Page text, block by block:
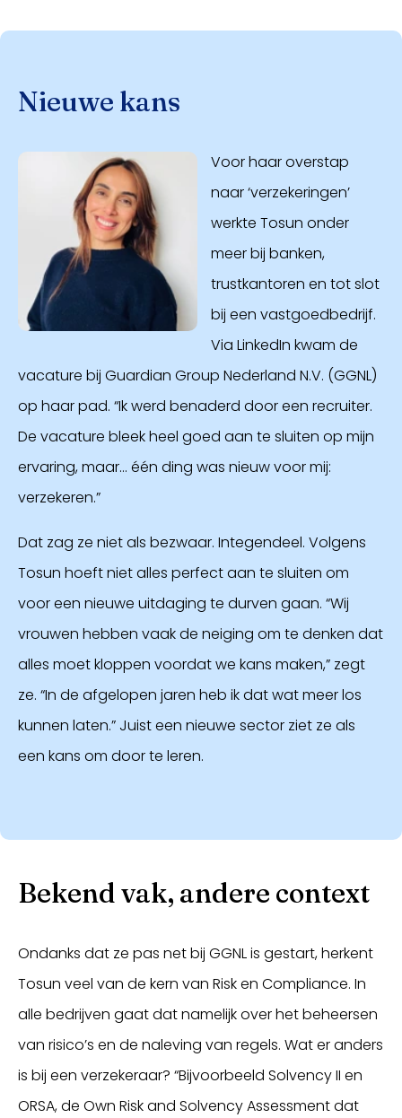
Nieuwe kans
Voor haar overstap
naar ‘verzekeringen’
werkte Tosun onder
meer bij banken,
trustkantoren en tot slot
bij een vastgoedbedrijf.
Via LinkedIn kwam de
vacature bij Guardian Group Nederland N.V. (GGNL)
op haar pad. “Ik werd benaderd door een recruiter.
De vacature bleek heel goed aan te sluiten op mijn
ervaring, maar… één ding was nieuw voor mij:
verzekeren.”
Dat zag ze niet als bezwaar. Integendeel. Volgens
Tosun hoeft niet alles perfect aan te sluiten om
voor een nieuwe uitdaging te durven gaan. “Wij
vrouwen hebben vaak de neiging om te denken dat
alles moet kloppen voordat we kans maken,” zegt
ze. “In de afgelopen jaren heb ik dat wat meer los
kunnen laten.” Juist een nieuwe sector ziet ze als
een kans om door te leren.
Bekend vak, andere context
Ondanks dat ze pas net bij GGNL is gestart, herkent
Tosun veel van de kern van Risk en Compliance. In
alle bedrijven gaat dat namelijk over het beheersen
van risico’s en de naleving van regels. Wat er anders
is bij een verzekeraar? “Bijvoorbeeld Solvency II en
ORSA, de Own Risk and Solvency Assessment dat